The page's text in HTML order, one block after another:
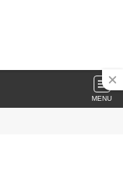
MENU